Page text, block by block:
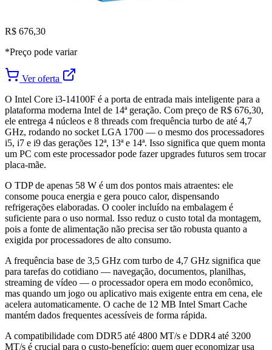
R$ 676,30
*Preço pode variar
Ver oferta
O Intel Core i3-14100F é a porta de entrada mais inteligente para a
plataforma moderna Intel de 14ª geração. Com preço de R$ 676,30,
ele entrega 4 núcleos e 8 threads com frequência turbo de até 4,7
GHz, rodando no socket LGA 1700 — o mesmo dos processadores
i5, i7 e i9 das gerações 12ª, 13ª e 14ª. Isso significa que quem monta
um PC com este processador pode fazer upgrades futuros sem trocar
placa-mãe.
O TDP de apenas 58 W é um dos pontos mais atraentes: ele
consome pouca energia e gera pouco calor, dispensando
refrigerações elaboradas. O cooler incluído na embalagem é
suficiente para o uso normal. Isso reduz o custo total da montagem,
pois a fonte de alimentação não precisa ser tão robusta quanto a
exigida por processadores de alto consumo.
A frequência base de 3,5 GHz com turbo de 4,7 GHz significa que
para tarefas do cotidiano — navegação, documentos, planilhas,
streaming de vídeo — o processador opera em modo econômico,
mas quando um jogo ou aplicativo mais exigente entra em cena, ele
acelera automaticamente. O cache de 12 MB Intel Smart Cache
mantém dados frequentes acessíveis de forma rápida.
A compatibilidade com DDR5 até 4800 MT/s e DDR4 até 3200
MT/s é crucial para o custo-benefício: quem quer economizar usa